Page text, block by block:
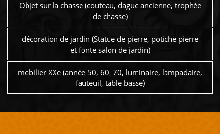
Objet sur la chasse (couteau, dague ancienne, trophée
de chasse)
décoration de jardin (Statue de pierre, potiche pierre
et fonte salon de jardin)
mobilier XXe (année 50, 60, 70, luminaire, lampadaire,
fauteuil, table basse)